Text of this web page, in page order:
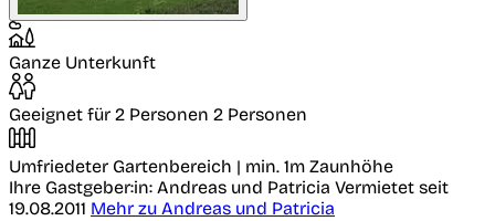
Ganze Unterkunft
Geeignet für 2 Personen 2 Personen
Umfriedeter Gartenbereich | min. 1m Zaunhöhe
Ihre Gastgeber:in: Andreas und Patricia Vermietet seit
19.08.2011 Mehr zu Andreas und Patricia